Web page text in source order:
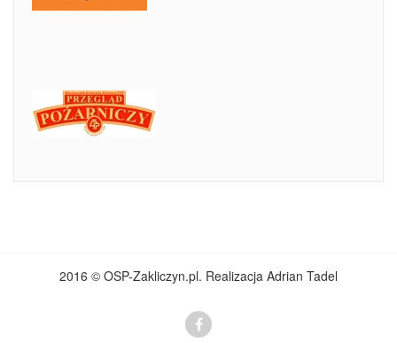
2016 © OSP-Zakliczyn.pl. Realizacja Adrian Tadel